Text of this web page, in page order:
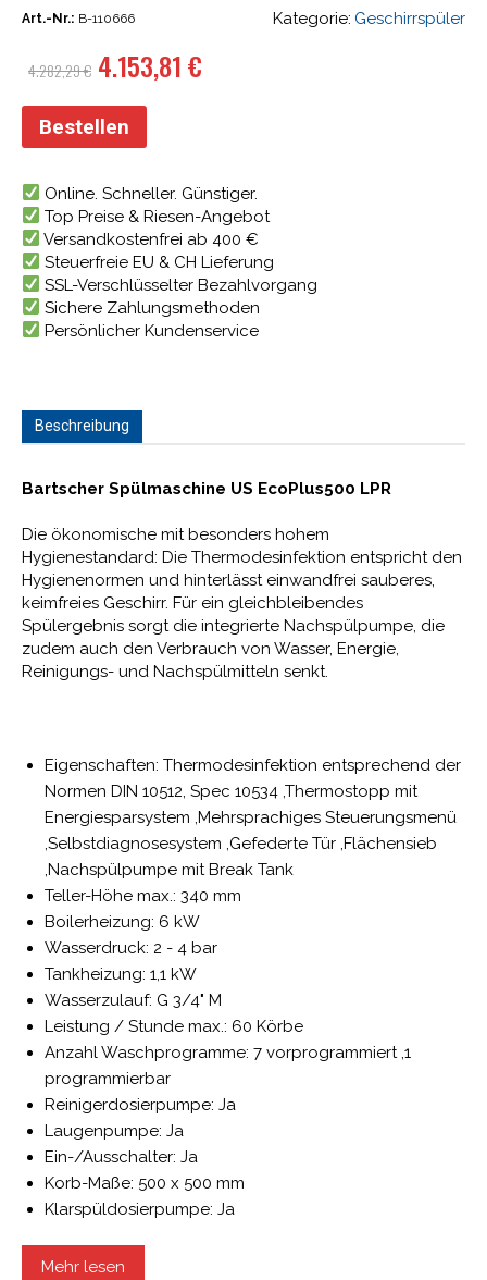
Art.-Nr.: B-110666 Kategorie: Geschirrspüler
4.282,29€ Ursprünglicher
Preis
war:
4.282,29 €
4.153,81€
Bestellen
Online. Schneller. Günstiger.
Top Preise & Riesen-Angebot
Versandkostenfrei ab 400 €
Steuerfreie EU & CH Lieferung
SSL-Verschlüsselter Bezahlvorgang
Sichere Zahlungsmethoden
Persönlicher Kundenservice
Beschreibung
Bartscher Spülmaschine US EcoPlus500 LPR
Die ökonomische mit besonders hohem
Hygienestandard: Die Thermodesinfektion entspricht den
Hygienenormen und hinterlässt einwandfrei sauberes,
keimfreies Geschirr. Für ein gleichbleibendes
Spülergebnis sorgt die integrierte Nachspülpumpe, die
zudem auch den Verbrauch von Wasser, Energie,
Reinigungs- und Nachspülmitteln senkt.
Eigenschaften: Thermodesinfektion entsprechend der
Normen DIN 10512, Spec 10534 ,Thermostopp mit
Energiesparsystem ,Mehrsprachiges Steuerungsmenü
,Selbstdiagnosesystem ,Gefederte Tür ,Flächensieb
,Nachspülpumpe mit Break Tank
Teller-Höhe max.: 340 mm
Boilerheizung: 6 kW
Wasserdruck: 2 - 4 bar
Tankheizung: 1,1 kW
Wasserzulauf: G 3/4" M
Leistung / Stunde max.: 60 Körbe
Anzahl Waschprogramme: 7 vorprogrammiert ,1
programmierbar
Reinigerdosierpumpe: Ja
Laugenpumpe: Ja
Ein-/Ausschalter: Ja
Korb-Maße: 500 x 500 mm
Klarspüldosierpumpe: Ja
Wasserverbrauch bei 2 bar: 3,5 Liter / Spülgang
Mehr lesen